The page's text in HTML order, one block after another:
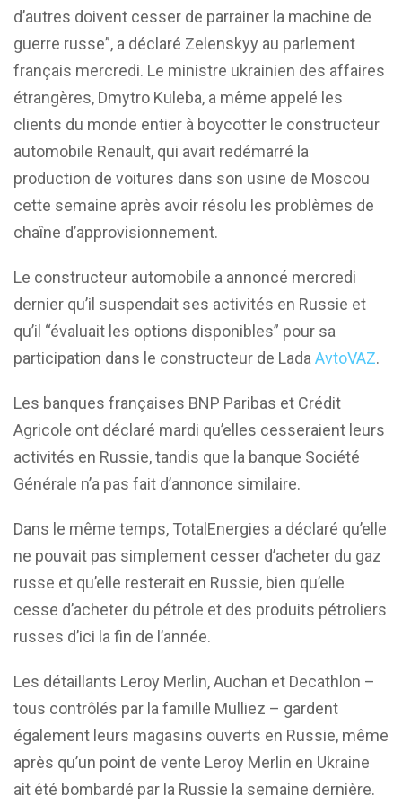
d’autres doivent cesser de parrainer la machine de
guerre russe”, a déclaré Zelenskyy au parlement
français mercredi. Le ministre ukrainien des affaires
étrangères, Dmytro Kuleba, a même appelé les
clients du monde entier à boycotter le constructeur
automobile Renault, qui avait redémarré la
production de voitures dans son usine de Moscou
cette semaine après avoir résolu les problèmes de
chaîne d’approvisionnement.
Le constructeur automobile a annoncé mercredi
dernier qu’il suspendait ses activités en Russie et
qu’il “évaluait les options disponibles” pour sa
participation dans le constructeur de Lada AvtoVAZ.
Les banques françaises BNP Paribas et Crédit
Agricole ont déclaré mardi qu’elles cesseraient leurs
activités en Russie, tandis que la banque Société
Générale n’a pas fait d’annonce similaire.
Dans le même temps, TotalEnergies a déclaré qu’elle
ne pouvait pas simplement cesser d’acheter du gaz
russe et qu’elle resterait en Russie, bien qu’elle
cesse d’acheter du pétrole et des produits pétroliers
russes d’ici la fin de l’année.
Les détaillants Leroy Merlin, Auchan et Decathlon –
tous contrôlés par la famille Mulliez – gardent
également leurs magasins ouverts en Russie, même
après qu’un point de vente Leroy Merlin en Ukraine
ait été bombardé par la Russie la semaine dernière.